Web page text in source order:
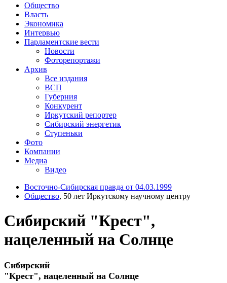
Общество
Власть
Экономика
Интервью
Парламентские вести
Новости
Фоторепортажи
Архив
Все издания
ВСП
Губерния
Конкурент
Иркутский репортер
Сибирский энергетик
Ступеньки
Фото
Компании
Медиа
Видео
Восточно-Сибирская правда от 04.03.1999
Общество, 50 лет Иркутскому научному центру
Сибирский "Крест",
нацеленный на Солнце
Сибирский
"Крест", нацеленный на Солнце